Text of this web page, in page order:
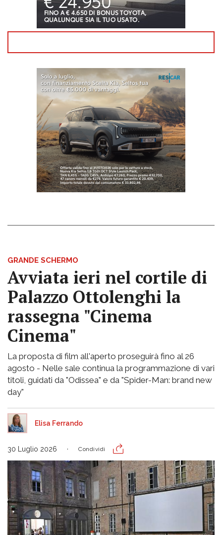
GRANDE SCHERMO
Avviata ieri nel cortile di
Palazzo Ottolenghi la
rassegna "Cinema
Cinema"
La proposta di film all'aperto proseguirà fino al 26
agosto - Nelle sale continua la programmazione di vari
titoli, guidati da "Odissea" e da "Spider-Man: brand new
day"
Elisa Ferrando
30 Luglio 2026 Condividi